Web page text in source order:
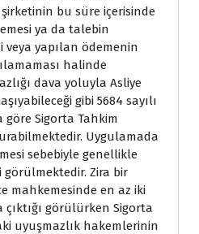
bu süre içerisinde
ya da talebin
yapılan ödemenin
halinde
dava yoluyla Asliye
gibi 5684 sayılı
göre Sigorta Tahkim
Uygulamada
sebebiyle genellikle
Zira bir
mahkemesinde en az iki
görülürken Sigorta
uyuşmazlık hakemlerinin